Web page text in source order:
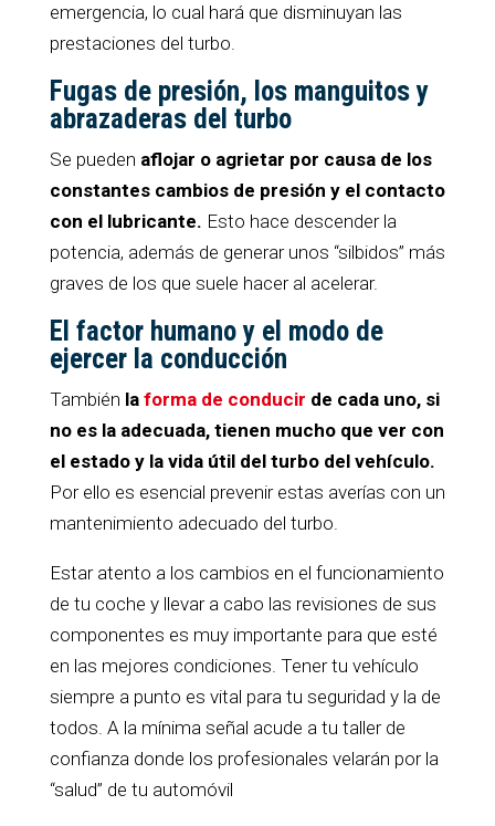
emergencia, lo cual hará que disminuyan las
prestaciones del turbo.
Fugas de presión, los manguitos y
abrazaderas del turbo
Se pueden aflojar o agrietar por causa de los
constantes cambios de presión y el contacto
con el lubricante. Esto hace descender la
potencia, además de generar unos “silbidos” más
graves de los que suele hacer al acelerar.
El factor humano y el modo de
ejercer la conducción
También la forma de conducir de cada uno, si
no es la adecuada, tienen mucho que ver con
el estado y la vida útil del turbo del vehículo.
Por ello es esencial prevenir estas averías con un
mantenimiento adecuado del turbo.
Estar atento a los cambios en el funcionamiento
de tu coche y llevar a cabo las revisiones de sus
componentes es muy importante para que esté
en las mejores condiciones. Tener tu vehículo
siempre a punto es vital para tu seguridad y la de
todos. A la mínima señal acude a tu taller de
confianza donde los profesionales velarán por la
“salud” de tu automóvil